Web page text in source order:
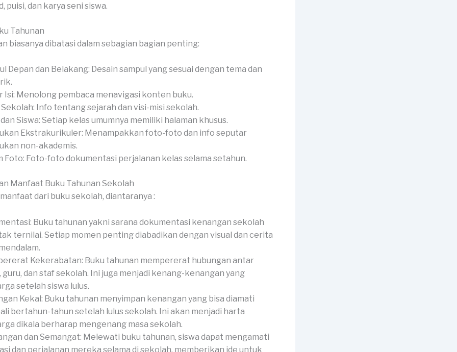
puisi, dan karya seni siswa.
Tahunan
biasanya dibatasi dalam sebagian bagian penting:
Depan dan Belakang: Desain sampul yang sesuai dengan tema dan
Isi: Menolong pembaca menavigasi konten buku.
Info tentang sejarah dan visi-misi sekolah.
Siswa: Setiap kelas umumnya memiliki halaman khusus.
Ekstrakurikuler: Menampakkan foto-foto dan info seputar
non-akademis.
Foto: Foto-foto dokumentasi perjalanan kelas selama setahun.
Manfaat Buku Tahunan Sekolah
dari buku sekolah, diantaranya :
Buku tahunan yakni sarana dokumentasi kenangan sekolah
ternilai. Setiap momen penting diabadikan dengan visual dan cerita
Kekerabatan: Buku tahunan mempererat hubungan antar
guru, dan staf sekolah. Ini juga menjadi kenang-kenangan yang
setelah siswa lulus.
Kekal: Buku tahunan menyimpan kenangan yang bisa diamati
bertahun-tahun setelah lulus sekolah. Ini akan menjadi harta
dikala berharap mengenang masa sekolah.
dan Semangat: Melewati buku tahunan, siswa dapat mengamati
dan perjalanan mereka selama di sekolah, memberikan ide untuk